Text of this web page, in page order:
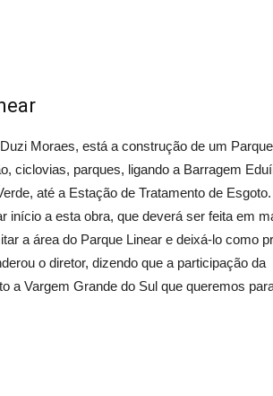
Moraes, está a construção de um
ciclovias, parques, ligando a Barragem
até a Estação de Tratamento de Esgoto.
início a esta obra, que deverá ser feita em
a área do Parque Linear e deixá-lo como
o diretor, dizendo que a participação da
a Vargem Grande do Sul que queremos